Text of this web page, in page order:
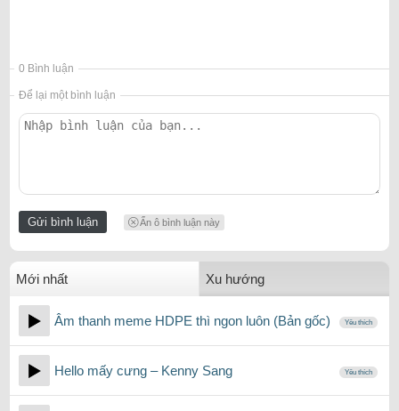
0 Bình luận
Để lại một bình luận
Ẩn ô bình luận này
Mới nhất Xu hướng
Âm thanh meme HDPE thì ngon luôn (Bản gốc) Yêu thích
Hello mấy cưng – Kenny Sang Yêu thích